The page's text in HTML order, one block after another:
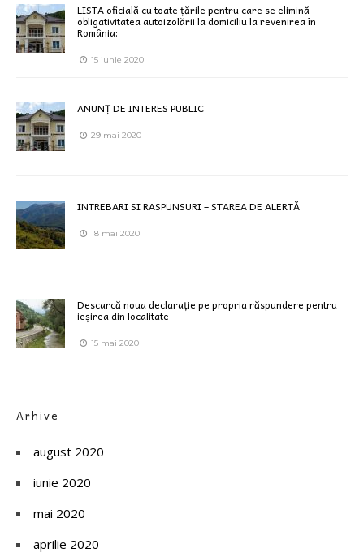
LISTA oficială cu toate țările pentru care se elimină
obligativitatea autoizolării la domiciliu la revenirea în
România:
15 iunie 2020
ANUNȚ DE INTERES PUBLIC
29 mai 2020
INTREBARI SI RASPUNSURI – STAREA DE ALERTĂ
18 mai 2020
Descarcă noua declarație pe propria răspundere pentru
ieșirea din localitate
15 mai 2020
Arhive
august 2020
iunie 2020
mai 2020
aprilie 2020